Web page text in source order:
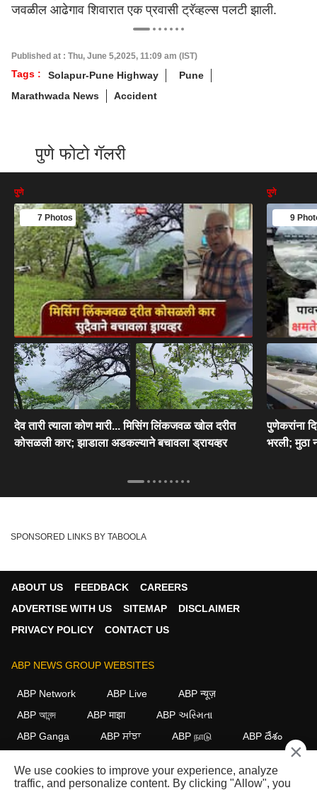
जवळील आढेगाव शिवारात एक प्रवासी ट्रॅव्हल्स पलटी झाली.
Published at : Thu, June 5,2025, 11:09 am (IST)
Tags : Solapur-Pune Highway
Pune
Marathwada News
Accident
पुणे फोटो गॅलरी
पुणे
7 Photos
देव तारी त्याला कोण मारी... मिसिंग लिंकजवळ खोल दरीत
कोसळली कार; झाडाला अडकल्याने बचावला ड्रायव्हर
पुणे
9
पुणेकरांना
भरली; मुठा
SPONSORED LINKS BY TABOOLA
ABOUT US FEEDBACK
CAREERS
ADVERTISE WITH US
SITEMAP
DISCLAIMER
PRIVACY POLICY
CONTACT US
ABP NEWS GROUP WEBSITES
ABP Network ABP Live
ABP न्यूज़
ABP আনন্দ
ABP माझा
ABP અસ્મિતા
ABP Ganga
ABP ਸਾਂਝਾ ABP நாடு ABP దేశం
FOLLOW US
×
We use cookies to improve your experience, analyze
traffic, and personalize content. By clicking "Allow", you